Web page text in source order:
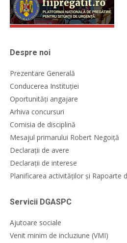
Despre noi
Prezentare Generală
Conducerea Instituției
Oportunități angajare
Arhiva concursuri
Comisia de disciplină
Mesajul primarului Robert Negoiță
Declarații de avere
Declarații de interese
Planificarea activităților și Rapoarte
Servicii DGASPC
Ajutoare sociale
Venit minim de incluziune (VMI)